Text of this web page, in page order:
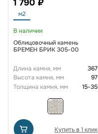
1 790 ₽
м2
В наличии
Облицовочный камень
БРЕМЕН БРИК 305-00
Длина камня, мм
367
Высота камня, мм
97
Толщина камня, мм
15-35
Купить в 1 клик